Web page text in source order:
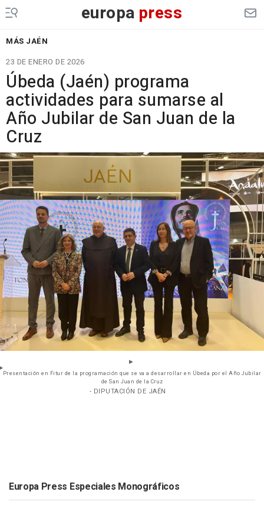
europa press
MÁS JAÉN
23 DE ENERO DE 2026
Úbeda (Jaén) programa
actividades para sumarse al
Año Jubilar de San Juan de la
Cruz
Presentación en Fitur de la programación que se va a desarrollar en Úbeda por el Año Jubilar
de San Juan de la Cruz
- DIPUTACIÓN DE JAÉN
Europa Press Especiales Monográficos